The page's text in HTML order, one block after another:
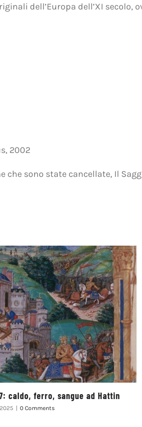
dell’Europa dell’XI secolo,
2002
che sono state cancellate, Il
caldo, ferro, sangue ad Hattin
0 Comments